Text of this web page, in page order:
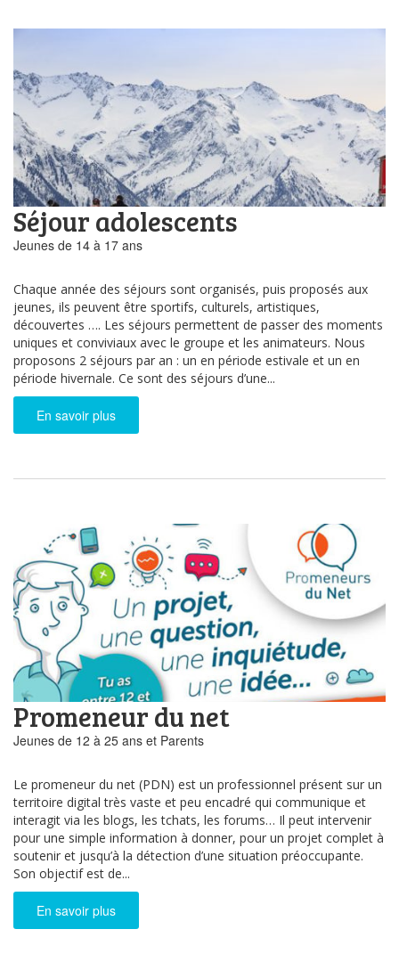
Séjour adolescents
Jeunes de 14 à 17 ans
Chaque année des séjours sont organisés, puis proposés aux
jeunes, ils peuvent être sportifs, culturels, artistiques,
découvertes …. Les séjours permettent de passer des moments
uniques et conviviaux avec le groupe et les animateurs. Nous
proposons 2 séjours par an : un en période estivale et un en
période hivernale. Ce sont des séjours d’une...
En savoir plus
Promeneur du net
Jeunes de 12 à 25 ans et Parents
Le promeneur du net (PDN) est un professionnel présent sur un
territoire digital très vaste et peu encadré qui communique et
interagit via les blogs, les tchats, les forums… Il peut intervenir
pour une simple information à donner, pour un projet complet à
soutenir et jusqu’à la détection d’une situation préoccupante.
Son objectif est de...
En savoir plus